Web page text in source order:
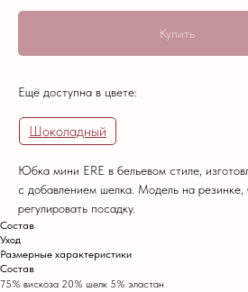
Купить
Ещё доступна в цвете:
Шоколадный
Юбка мини ERE в бельевом стиле,
с добавлением шелка. Модель на резинке,
регулировать посадку.
Состав
Уход
Размерные характеристики
Состав
75% вискоза 20% шелк 5% эластан